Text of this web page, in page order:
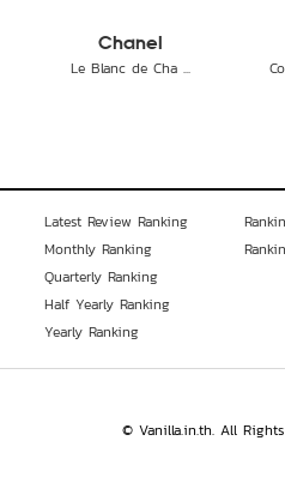
Chanel
Le Blanc de Cha ...
Latest Review Ranking
Monthly Ranking
Quarterly Ranking
Half Yearly Ranking
Yearly Ranking
© Vanilla.in.th. All Rights